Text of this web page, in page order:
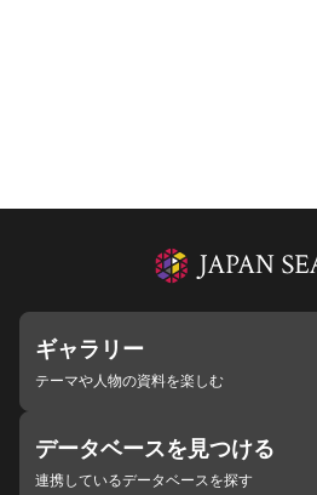
ギャラリー
テーマや人物の資料を楽しむ
データベースを見つける
連携しているデータベースを探す